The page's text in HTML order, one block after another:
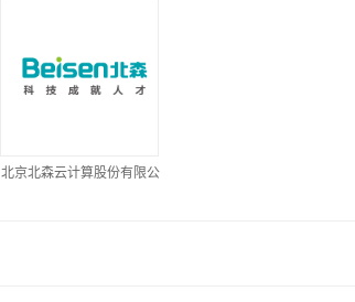
北京北森云计算股份有限公